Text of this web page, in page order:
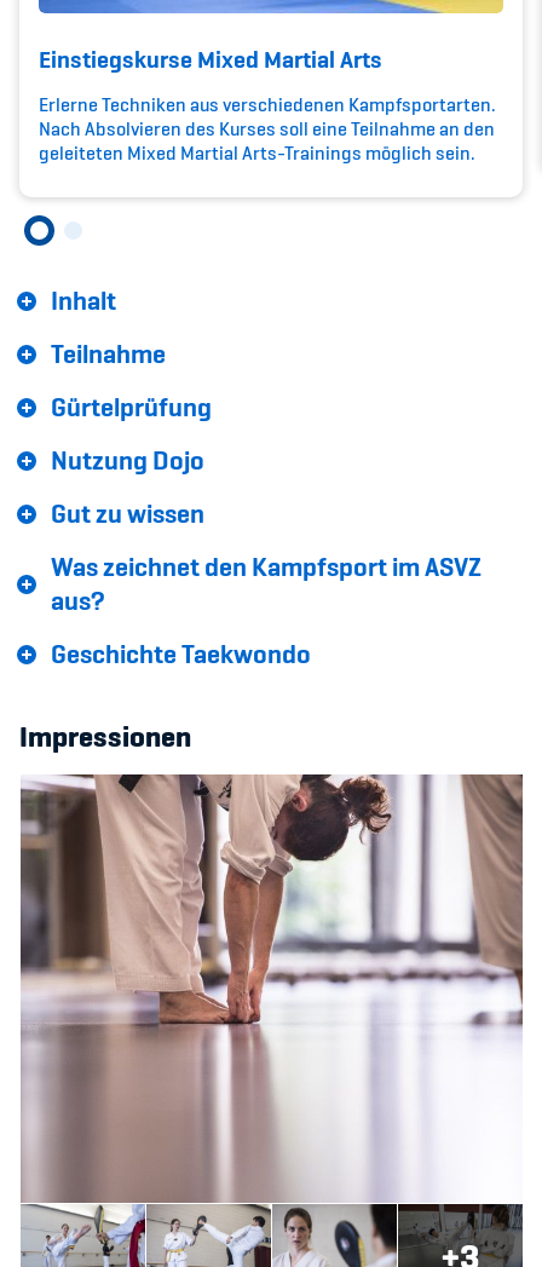
Offene Stellen
Mitgliedervereine
Sponsoren und Partner
Netzwerk
Einstiegskurse Mixed Martial Arts
Erlerne Techniken aus verschiedenen Kampfsportarten.
Nach Absolvieren des Kurses soll eine Teilnahme an den
geleiteten Mixed Martial Arts-Trainings möglich sein.
Inhalt
Teilnahme
Gürtelprüfung
Nutzung Dojo
Gut zu wissen
Was zeichnet den Kampfsport im ASVZ
aus?
Geschichte Taekwondo
Impressionen
+3